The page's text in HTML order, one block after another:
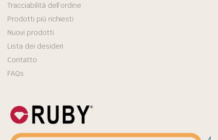
Tracciabilità dell’ordine
Prodotti più richiesti
Nuovi prodotti
Lista dei desideri
Contatto
FAQs